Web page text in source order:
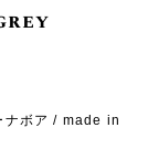
ナボア / made in